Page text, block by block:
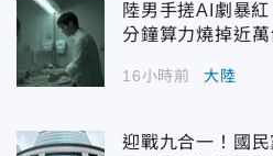
陸男手搓AI劇暴
分鐘算力燒掉近
16小時前 大陸
迎戰九合一！國